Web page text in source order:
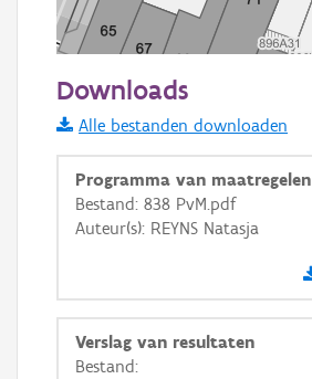
Informatie Vlaanderen
i
+ −
Downloads
Alle bestanden downloaden
Programma van maatregelen
Bestand: 838 PvM.pdf
Auteur(s): REYNS Natasja
Verslag van resultaten
Bestand: